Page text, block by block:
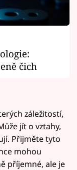
čich
záležitostí,
jít o vztahy,
Přijměte tyto
mohou
příjemné, ale je